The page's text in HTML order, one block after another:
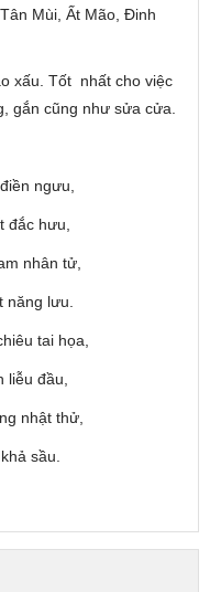
Mùi, Ất Mão, Đinh
xấu. Tốt nhất cho việc
gắn cũng như sửa cửa.
ngưu,
đắc hưu,
nhân tử,
năng lưu.
tai họa,
liễu đầu,
nhật thử,
sầu.